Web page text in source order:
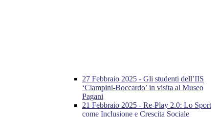
27 Febbraio 2025 - Gli studenti dell’IIS
‘Ciampini-Boccardo’ in visita al Museo
Pagani
21 Febbraio 2025 - Re-Play 2.0: Lo Sport
come Inclusione e Crescita Sociale